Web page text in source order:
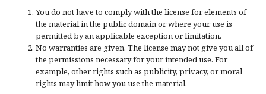
You do not have to comply with the license for elements of
the material in the public domain or where your use is
permitted by an applicable exception or limitation.
No warranties are given. The license may not give you all of
the permissions necessary for your intended use. For
example, other rights such as publicity, privacy, or moral
rights may limit how you use the material.